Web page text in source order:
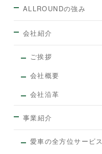
ALLROUNDの強み
会社紹介
ご挨拶
会社概要
会社沿革
事業紹介
愛車の全方位サービス